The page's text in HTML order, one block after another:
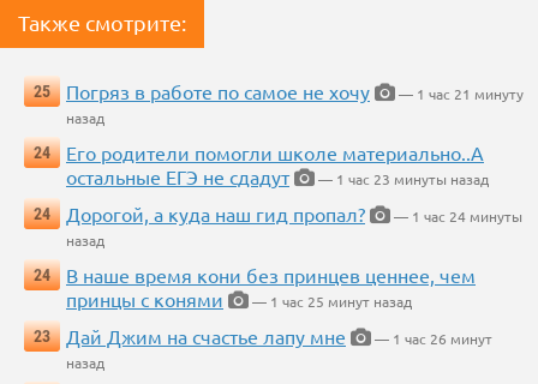
Также смотрите:
25 Погряз в работе по самое не хочу
— 1 час 21 минуту
назад
24
Его родители помогли школе материально..А
остальные ЕГЭ не сдадут
— 1 час 23 минуты назад
24
Дорогой, а куда наш гид пропал?
— 1 час 24 минуты
назад
24
В наше время кони без принцев ценнее, чем
принцы с конями
— 1 час 25 минут назад
23
Дай Джим на счастье лапу мне
— 1 час 26 минут
назад